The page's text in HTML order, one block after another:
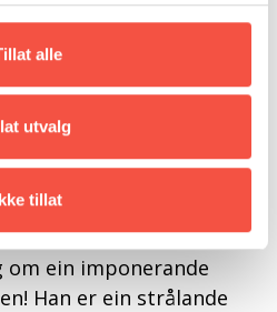
alle
utvalg
tillat
år som sjølvstendig
sjølv, og har vore både
og tvers på Svalbard og i
Han er autorisert
aktiv i
er stikkord for Siverts
ein imponerande
Han er ein strålande